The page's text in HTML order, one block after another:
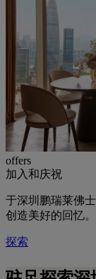
offers
加入和庆祝
于深圳鹏瑞莱佛
创造美好的回忆。
探索